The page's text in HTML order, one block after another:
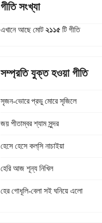
গীতি সংখ্যা
এখানে আছে মোট২১১৫ টি গীতি
সম্প্রতি যুক্ত হওয়া গীতি
সৃজন-ভোরে প্রভু মোরে সৃজিলে
জয় পীতাম্বর শ্যাম সুন্দর
হেসে হেসে কল্‌সি নাচাইয়া
হেরি আজ শূন্য নিখিল
হের গোধূলি-বেলা সই ঘনিয়ে এলো